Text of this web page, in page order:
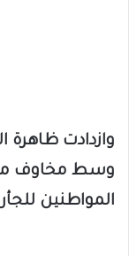
وازدادت ظاهرة
وسط مخاوف من
المواطنين